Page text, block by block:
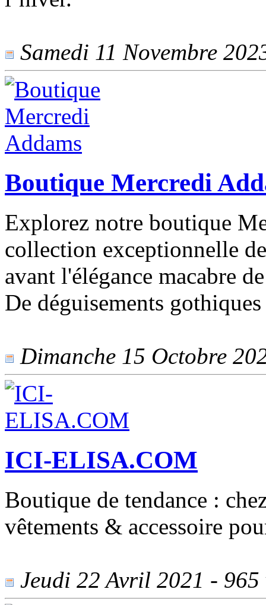
Samedi 11 Novembre
Boutique Mercredi
Explorez notre boutique
collection exceptionnelle
avant l'élégance macabre
De déguisements
Dimanche 15 Octobre
ICI-ELISA.COM
Boutique de tendance :
vêtements & accessoire
Jeudi 22 Avril 2021 - 965